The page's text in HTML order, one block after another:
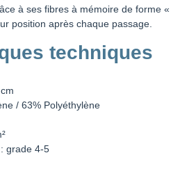
à ses fibres à mémoire de forme «
position après chaque passage.
techniques
/ 63% Polyéthylène
grade 4-5